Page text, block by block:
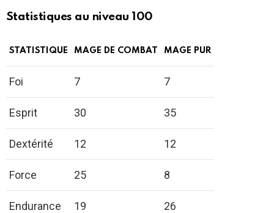
Statistiques au niveau 100
STATISTIQUE MAGE DE COMBAT MAGE PUR
Foi 7 7
Esprit 30 35
Dextérité 12 12
Force 25 8
Endurance 19 26